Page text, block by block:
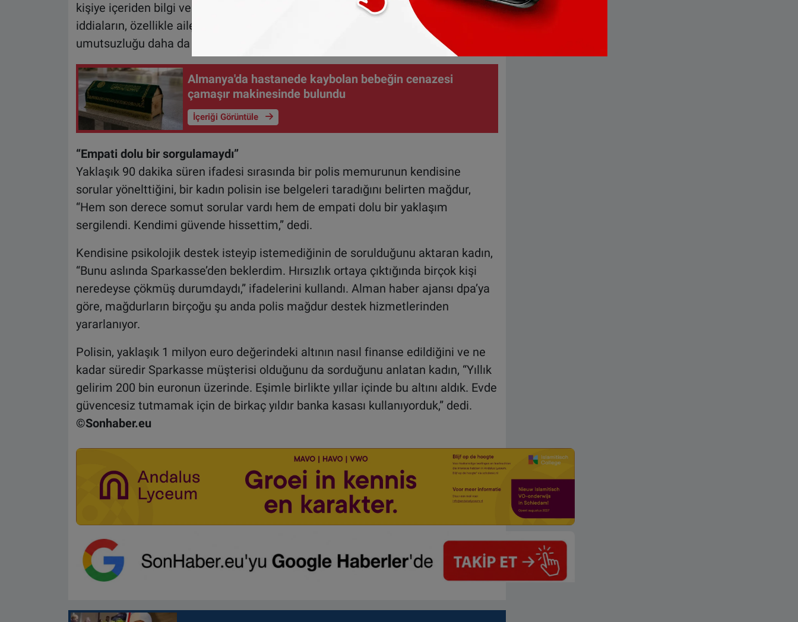
kişiye içeriden bilgi verdiğine dair söylentilerin dolaştığını da ifade etti. Bu
iddiaların, özellikle aile yadigârlarını kaybeden yaşlı mağdurlar üzerinde
umutsuzluğu daha da artırdığını söyledi.
Almanya'da hastanede kaybolan bebeğin cenazesi
çamaşır makinesinde bulundu
İçeriği Görüntüle
“Empati dolu bir sorgulamaydı”
Yaklaşık 90 dakika süren ifadesi sırasında bir polis memurunun kendisine
sorular yönelttiğini, bir kadın polisin ise belgeleri taradığını belirten mağdur,
“Hem son derece somut sorular vardı hem de empati dolu bir yaklaşım
sergilendi. Kendimi güvende hissettim,” dedi.
Kendisine psikolojik destek isteyip istemediğinin de sorulduğunu aktaran kadın,
“Bunu aslında Sparkasse’den beklerdim. Hırsızlık ortaya çıktığında birçok kişi
neredeyse çökmüş durumdaydı,” ifadelerini kullandı. Alman haber ajansı dpa’ya
göre, mağdurların birçoğu şu anda polis mağdur destek hizmetlerinden
yararlanıyor.
Polisin, yaklaşık 1 milyon euro değerindeki altının nasıl finanse edildiğini ve ne
kadar süredir Sparkasse müşterisi olduğunu da sorduğunu anlatan kadın, “Yıllık
gelirim 200 bin euronun üzerinde. Eşimle birlikte yıllar içinde bu altını aldık. Evde
güvencesiz tutmamak için de birkaç yıldır banka kasası kullanıyorduk,” dedi.
©Sonhaber.eu